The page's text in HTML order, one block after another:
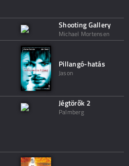
Shooting Gallery
Michael Mortensen
Pillangó-hatás
Jason
Jégtörők 2
Palmberg